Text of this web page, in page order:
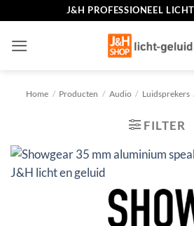
inhoud
J&H PROFESSIONEEL
Home / Producten / Audio / Luidsprekers
FILTER